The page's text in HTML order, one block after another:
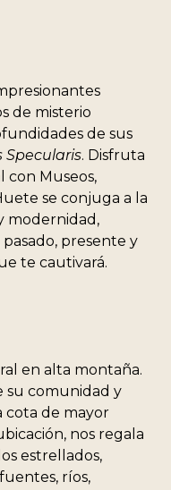
de misterio
de sus
Specularis. Disfruta
con Museos,
se conjuga a la
modernidad,
presente y
te cautivará.
en alta montaña.
su comunidad y
cota de mayor
nos regala
estrellados,
ríos,